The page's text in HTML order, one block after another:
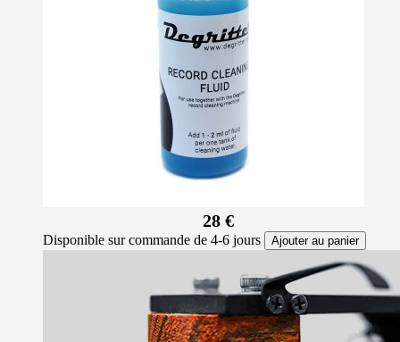
28 €
Disponible sur commande de 4-6 jours Ajouter au panier